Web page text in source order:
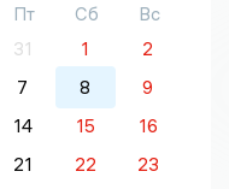
Пт Сб
Вс
31 1
2
7 8
9
14 15
16
21 22
23